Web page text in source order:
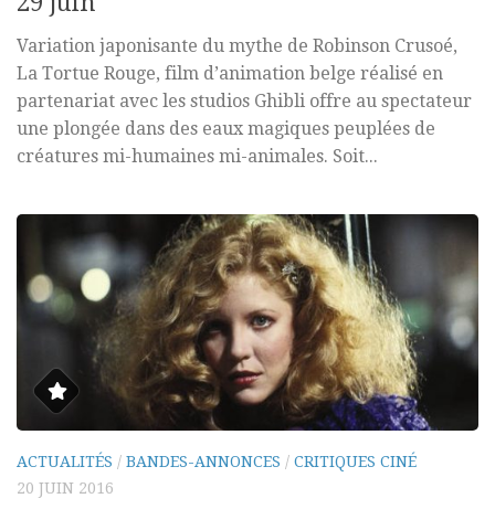
Variation japonisante du mythe de Robinson Crusoé,
La Tortue Rouge, film d’animation belge réalisé en
partenariat avec les studios Ghibli offre au spectateur
une plongée dans des eaux magiques peuplées de
créatures mi-humaines mi-animales. Soit...
ACTUALITÉS / BANDES-ANNONCES / CRITIQUES CINÉ
20 JUIN 2016